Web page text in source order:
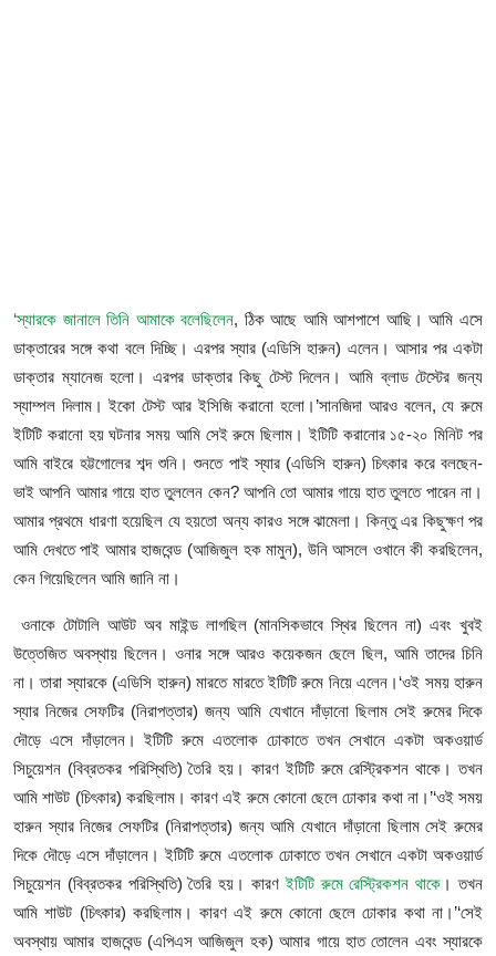
রংপুর বিভাগ
আইনি পরামর্শের
চাকরি
‘স্যারকে জানালে তিনি আমাকে বলেছিলেন, ঠিক আছে আমি আশপাশে আছি। আমি এসে
ডাক্তারের সঙ্গে কথা বলে দিচ্ছি। এরপর স্যার (এডিসি হারুন) এলেন। আসার পর একটা
ডাক্তার ম্যানেজ হলো। এরপর ডাক্তার কিছু টেস্ট দিলেন। আমি ব্লাড টেস্টের জন্য
স্যাম্পল দিলাম। ইকো টেস্ট আর ইসিজি করানো হলো।’সানজিদা আরও বলেন, যে রুমে
ইটিটি করানো হয় ঘটনার সময় আমি সেই রুমে ছিলাম। ইটিটি করানোর ১৫-২০ মিনিট পর
আমি বাইরে হট্টগোলের শব্দ শুনি। শুনতে পাই স্যার (এডিসি হারুন) চিৎকার করে বলছেন-
ভাই আপনি আমার গায়ে হাত তুললেন কেন? আপনি তো আমার গায়ে হাত তুলতে পারেন না।
আমার প্রথমে ধারণা হয়েছিল যে হয়তো অন্য কারও সঙ্গে ঝামেলা। কিন্তু এর কিছুক্ষণ পর
আমি দেখতে পাই আমার হাজবেন্ড (আজিজুল হক মামুন), উনি আসলে ওখানে কী করছিলেন,
কেন গিয়েছিলেন আমি জানি না।
ওনাকে টোটালি আউট অব মাইন্ড লাগছিল (মানসিকভাবে স্থির ছিলেন না) এবং খুবই
উত্তেজিত অবস্থায় ছিলেন। ওনার সঙ্গে আরও কয়েকজন ছেলে ছিল, আমি তাদের চিনি
না। তারা স্যারকে (এডিসি হারুন) মারতে মারতে ইটিটি রুমে নিয়ে এলেন।‘ওই সময় হারুন
স্যার নিজের সেফটির (নিরাপত্তার) জন্য আমি যেখানে দাঁড়ানো ছিলাম সেই রুমের দিকে
দৌড়ে এসে দাঁড়ালেন। ইটিটি রুমে এতলোক ঢোকাতে তখন সেখানে একটা অকওয়ার্ড
সিচুয়েশন (বিব্রতকর পরিস্থিতি) তৈরি হয়। কারণ ইটিটি রুমে রেস্ট্রিকশন থাকে। তখন
আমি শাউট (চিৎকার) করছিলাম। কারণ এই রুমে কোনো ছেলে ঢোকার কথা না।’‘ওই সময়
হারুন স্যার নিজের সেফটির (নিরাপত্তার) জন্য আমি যেখানে দাঁড়ানো ছিলাম সেই রুমের
দিকে দৌড়ে এসে দাঁড়ালেন। ইটিটি রুমে এতলোক ঢোকাতে তখন সেখানে একটা অকওয়ার্ড
সিচুয়েশন (বিব্রতকর পরিস্থিতি) তৈরি হয়। কারণইটিটি রুমে রেস্ট্রিকশন থাকে । তখন
আমি শাউট (চিৎকার) করছিলাম। কারণ এই রুমে কোনো ছেলে ঢোকার কথা না।’‘সেই
অবস্থায় আমার হাজবেন্ড (এপিএস আজিজুল হক) আমার গায়ে হাত তোলেন এবং স্যারকে